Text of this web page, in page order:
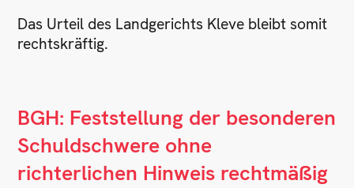
Das Urteil des Landgerichts Kleve bleibt somit
rechtskräftig.
BGH: Feststellung der besonderen
Schuldschwere ohne
richterlichen Hinweis rechtmäßig